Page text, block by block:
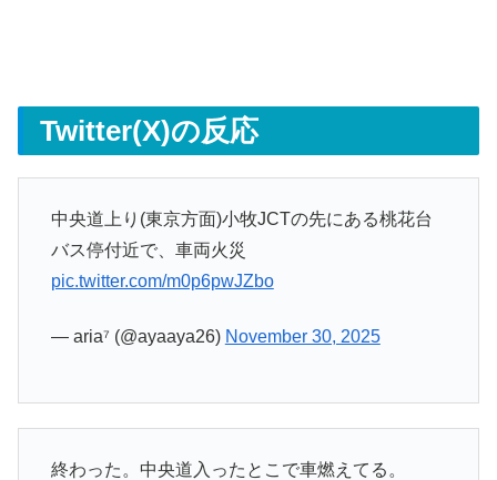
Twitter(X)の反応
中央道上り(東京方面)小牧JCTの先にある桃花台
バス停付近で、車両火災
pic.twitter.com/m0p6pwJZbo
— aria⁷ (@ayaaya26) November 30, 2025
終わった。中央道入ったとこで車燃えてる。